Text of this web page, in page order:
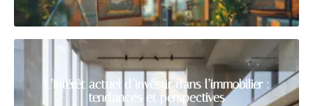
L’intérêt actuel d’investir dans l’immobilier :
tendances et perspectives